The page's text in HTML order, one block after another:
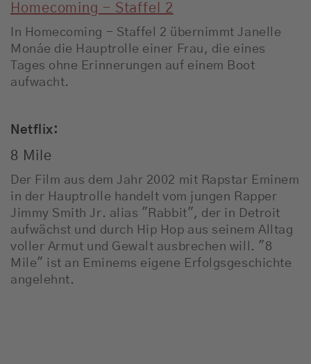
Homecoming - Staffel 2
In Homecoming - Staffel 2 übernimmt Janelle
Monáe die Hauptrolle einer Frau, die eines
Tages ohne Erinnerungen auf einem Boot
aufwacht.
Netflix:
8 Mile
Der Film aus dem Jahr 2002 mit Rapstar Eminem
in der Hauptrolle handelt vom jungen Rapper
Jimmy Smith Jr. alias "Rabbit", der in Detroit
aufwächst und durch Hip Hop aus seinem Alltag
voller Armut und Gewalt ausbrechen will. "8
Mile" ist an Eminems eigene Erfolgsgeschichte
angelehnt.